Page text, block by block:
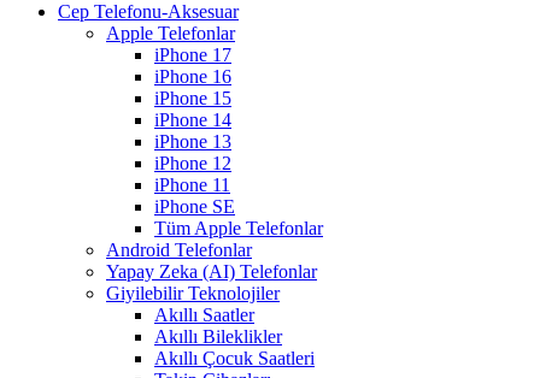
Cep Telefonu-Aksesuar
Apple Telefonlar
iPhone 17
iPhone 16
iPhone 15
iPhone 14
iPhone 13
iPhone 12
iPhone 11
iPhone SE
Tüm Apple Telefonlar
Android Telefonlar
Yapay Zeka (AI) Telefonlar
Giyilebilir Teknolojiler
Akıllı Saatler
Akıllı Bileklikler
Akıllı Çocuk Saatleri